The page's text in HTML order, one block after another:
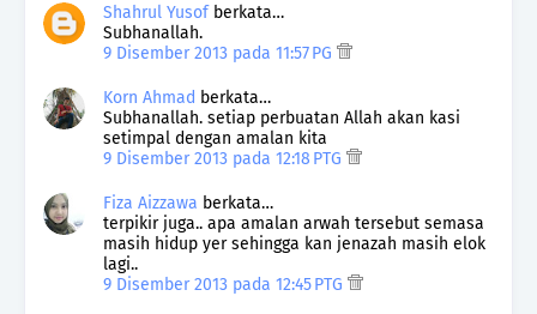
Shahrul Yusofberkata…
Subhanallah.
9 Disember 2013 pada 11:57 PG
Korn Ahmad berkata…
Subhanallah. setiap perbuatan Allah akan kasi
setimpal dengan amalan kita
9 Disember 2013 pada 12:18 PTG
Fiza Aizzawa berkata…
terpikir juga.. apa amalan arwah tersebut semasa
masih hidup yer sehingga kan jenazah masih elok
lagi..
9 Disember 2013 pada 12:45 PTG